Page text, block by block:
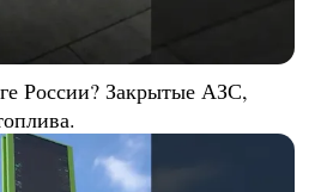
России? Закрытые АЗС,